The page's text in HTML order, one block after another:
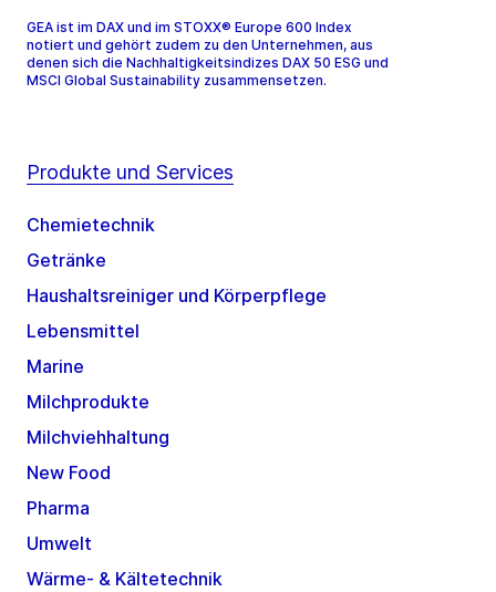
GEA ist im DAX und im STOXX® Europe 600 Index
notiert und gehört zudem zu den Unternehmen, aus
denen sich die Nachhaltigkeitsindizes DAX 50 ESG und
MSCI Global Sustainability zusammensetzen.
Produkte und Services
Chemietechnik
Getränke
Haushaltsreiniger und Körperpflege
Lebensmittel
Marine
Milchprodukte
Milchviehhaltung
New Food
Pharma
Umwelt
Wärme- & Kältetechnik